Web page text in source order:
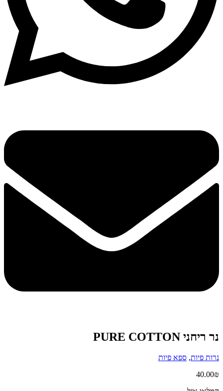
נר ריחני PURE COTTON
נרות פיות, ספא פיות
40.00₪